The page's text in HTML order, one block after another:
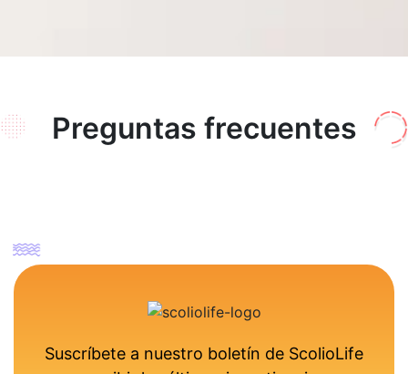
Preguntas frecuentes
Suscríbete a nuestro boletín de ScolioLife